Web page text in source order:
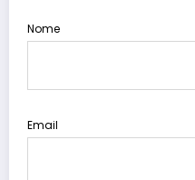
Nome
Email